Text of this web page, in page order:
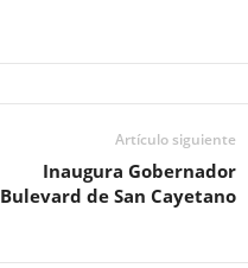
Artículo siguiente
Inaugura Gobernador
Bulevard de San Cayetano